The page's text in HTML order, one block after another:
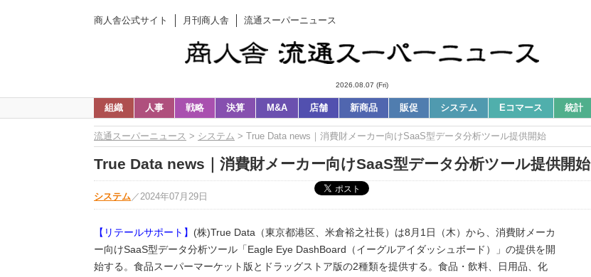
商人舎公式サイト 月刊商人舎 流通スーパーニュース
2026.08.07 (Fri)
組織 人事 戦略 決算 M&A 店舗 新商品 販促 システム Eコマース 統計
流通スーパーニュース > システム > True Data news｜消費財メーカー向けSaaS型データ分析ツール提供開始
True Data news｜消費財メーカー向けSaaS型データ分析ツール提供開始
システム ／ 2024年07月29日
【リテールサポート】 (株)True Data（東京都港区、米倉裕之社長）は8月1日（木）から、消費財メーカ
ー向けSaaS型データ分析ツール「Eagle Eye DashBoard（イーグルアイダッシュボード）」の提供を開
始する。食品スーパーマーケット版とドラッグストア版の2種類を提供する。食品・飲料、日用品、化